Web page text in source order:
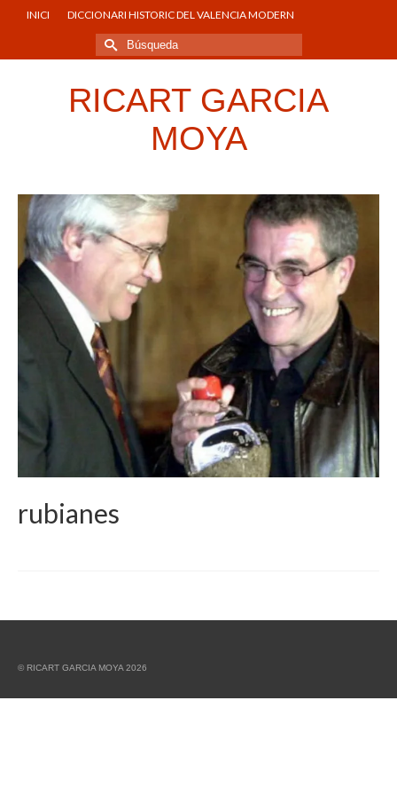
INICI DICCIONARI HISTORIC DEL VALENCIA MODERN
Buscar
por:
RICART GARCIA
MOYA
rubianes
© RICART GARCIA MOYA 2026